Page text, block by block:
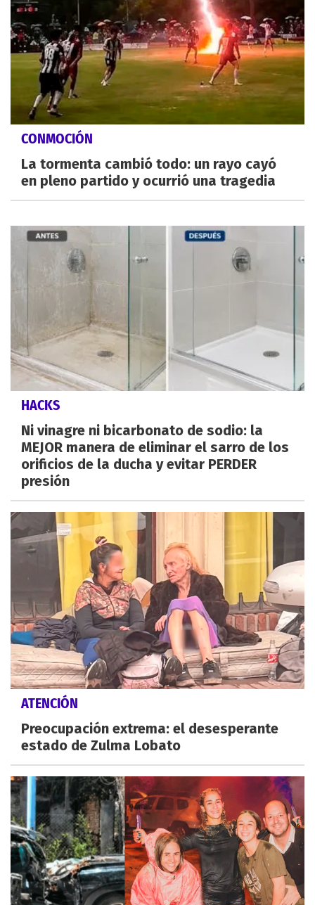
CONMOCIÓN
La tormenta cambió todo: un rayo cayó
en pleno partido y ocurrió una tragedia
HACKS
Ni vinagre ni bicarbonato de sodio: la
MEJOR manera de eliminar el sarro de los
orificios de la ducha y evitar PERDER
presión
ATENCIÓN
Preocupación extrema: el desesperante
estado de Zulma Lobato